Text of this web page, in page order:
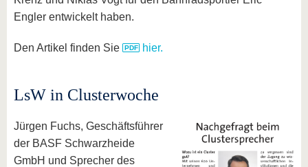
Engler entwickelt haben.
Den Artikel finden Sie hier.
LsW in Clusterwoche
Jürgen Fuchs, Geschäftsführer
der BASF Schwarzheide
GmbH und Sprecher des